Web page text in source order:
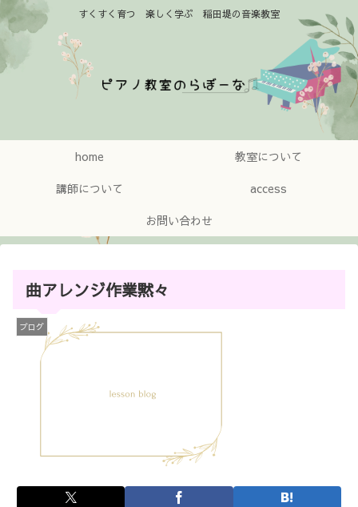
すくすく育つ 楽しく学ぶ 稲田堤の音楽教室
home
教室について
講師について
access
お問い合わせ
曲アレンジ作業黙々
ブログ